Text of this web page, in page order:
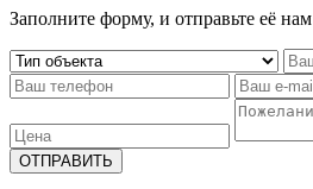
Заполните форму, и отправьте её нам
ОТПРАВИТЬ